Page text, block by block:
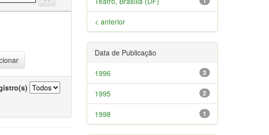
< anterior
Data de Publicação
3
1996
2
1995
1
1998